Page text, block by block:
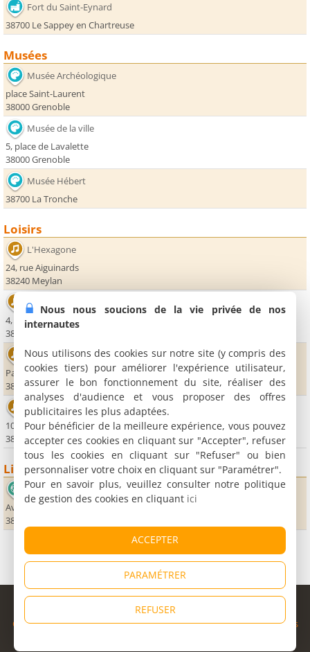
Fort du Saint-Eynard
38700 Le Sappey en Chartreuse
Musées
Musée Archéologique
place Saint-Laurent
38000 Grenoble
Musée de la ville
5, place de Lavalette
38000 Grenoble
Musée Hébert
38700 La Tronche
Loisirs
L'Hexagone
24, rue Aiguinards
38240 Meylan
Maison de la Musique
4, avenue du Granier
38240 Meylan
Salle du Laussy
Parc Michal
38610 Gières
La Villa
1080, chemin de la Croix Verte
38330 Montbonnot Saint-Martin
Lieux sportifs
Stade des Alpes - Grenoble Foot 38
Avenue de Valmy
38000 Grenoble
© Copyright 1998 - 2026
Cybevasion|Mentions légales|Confidentialité|CGU|Informations
Nous nous soucions de la vie privée de nos
internautes
Nous utilisons des cookies sur notre site (y compris des
cookies tiers) pour améliorer l'expérience utilisateur,
assurer le bon fonctionnement du site, réaliser des
analyses d'audience et vous proposer des offres
publicitaires les plus adaptées.
Pour bénéficier de la meilleure expérience, vous pouvez
accepter ces cookies en cliquant sur "Accepter", refuser
tous les cookies en cliquant sur "Refuser" ou bien
personnaliser votre choix en cliquant sur "Paramétrer".
Pour en savoir plus, veuillez consulter notre politique
de gestion des cookies en cliquant ici
ACCEPTER
PARAMÉTRER
REFUSER